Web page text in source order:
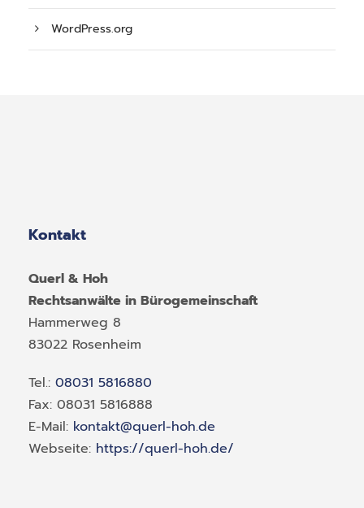
WordPress.org
Kontakt
Querl & Hoh
Rechtsanwälte in Bürogemeinschaft
Hammerweg 8
83022 Rosenheim
Tel.: 08031 5816880
Fax: 08031 5816888
E-Mail: kontakt@querl-hoh.de
Webseite: https://querl-hoh.de/